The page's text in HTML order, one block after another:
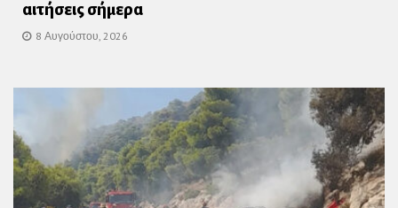
αιτήσεις σήμερα
8 Αυγούστου, 2026